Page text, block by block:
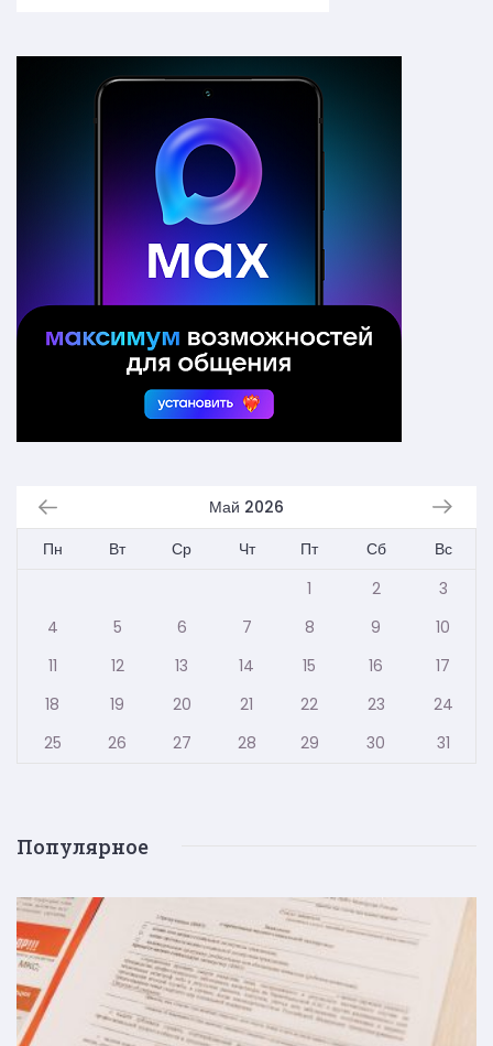
Май 2026
Пн
Вт Ср Чт Пт Сб
Вс
1
2
3
4
5 6 7 8 9
10
11
12 13 14 15 16
17
18
19 20 21 22 23
24
25
26 27 28 29 30 31
Популярное